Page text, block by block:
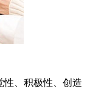
性、积极性、创造